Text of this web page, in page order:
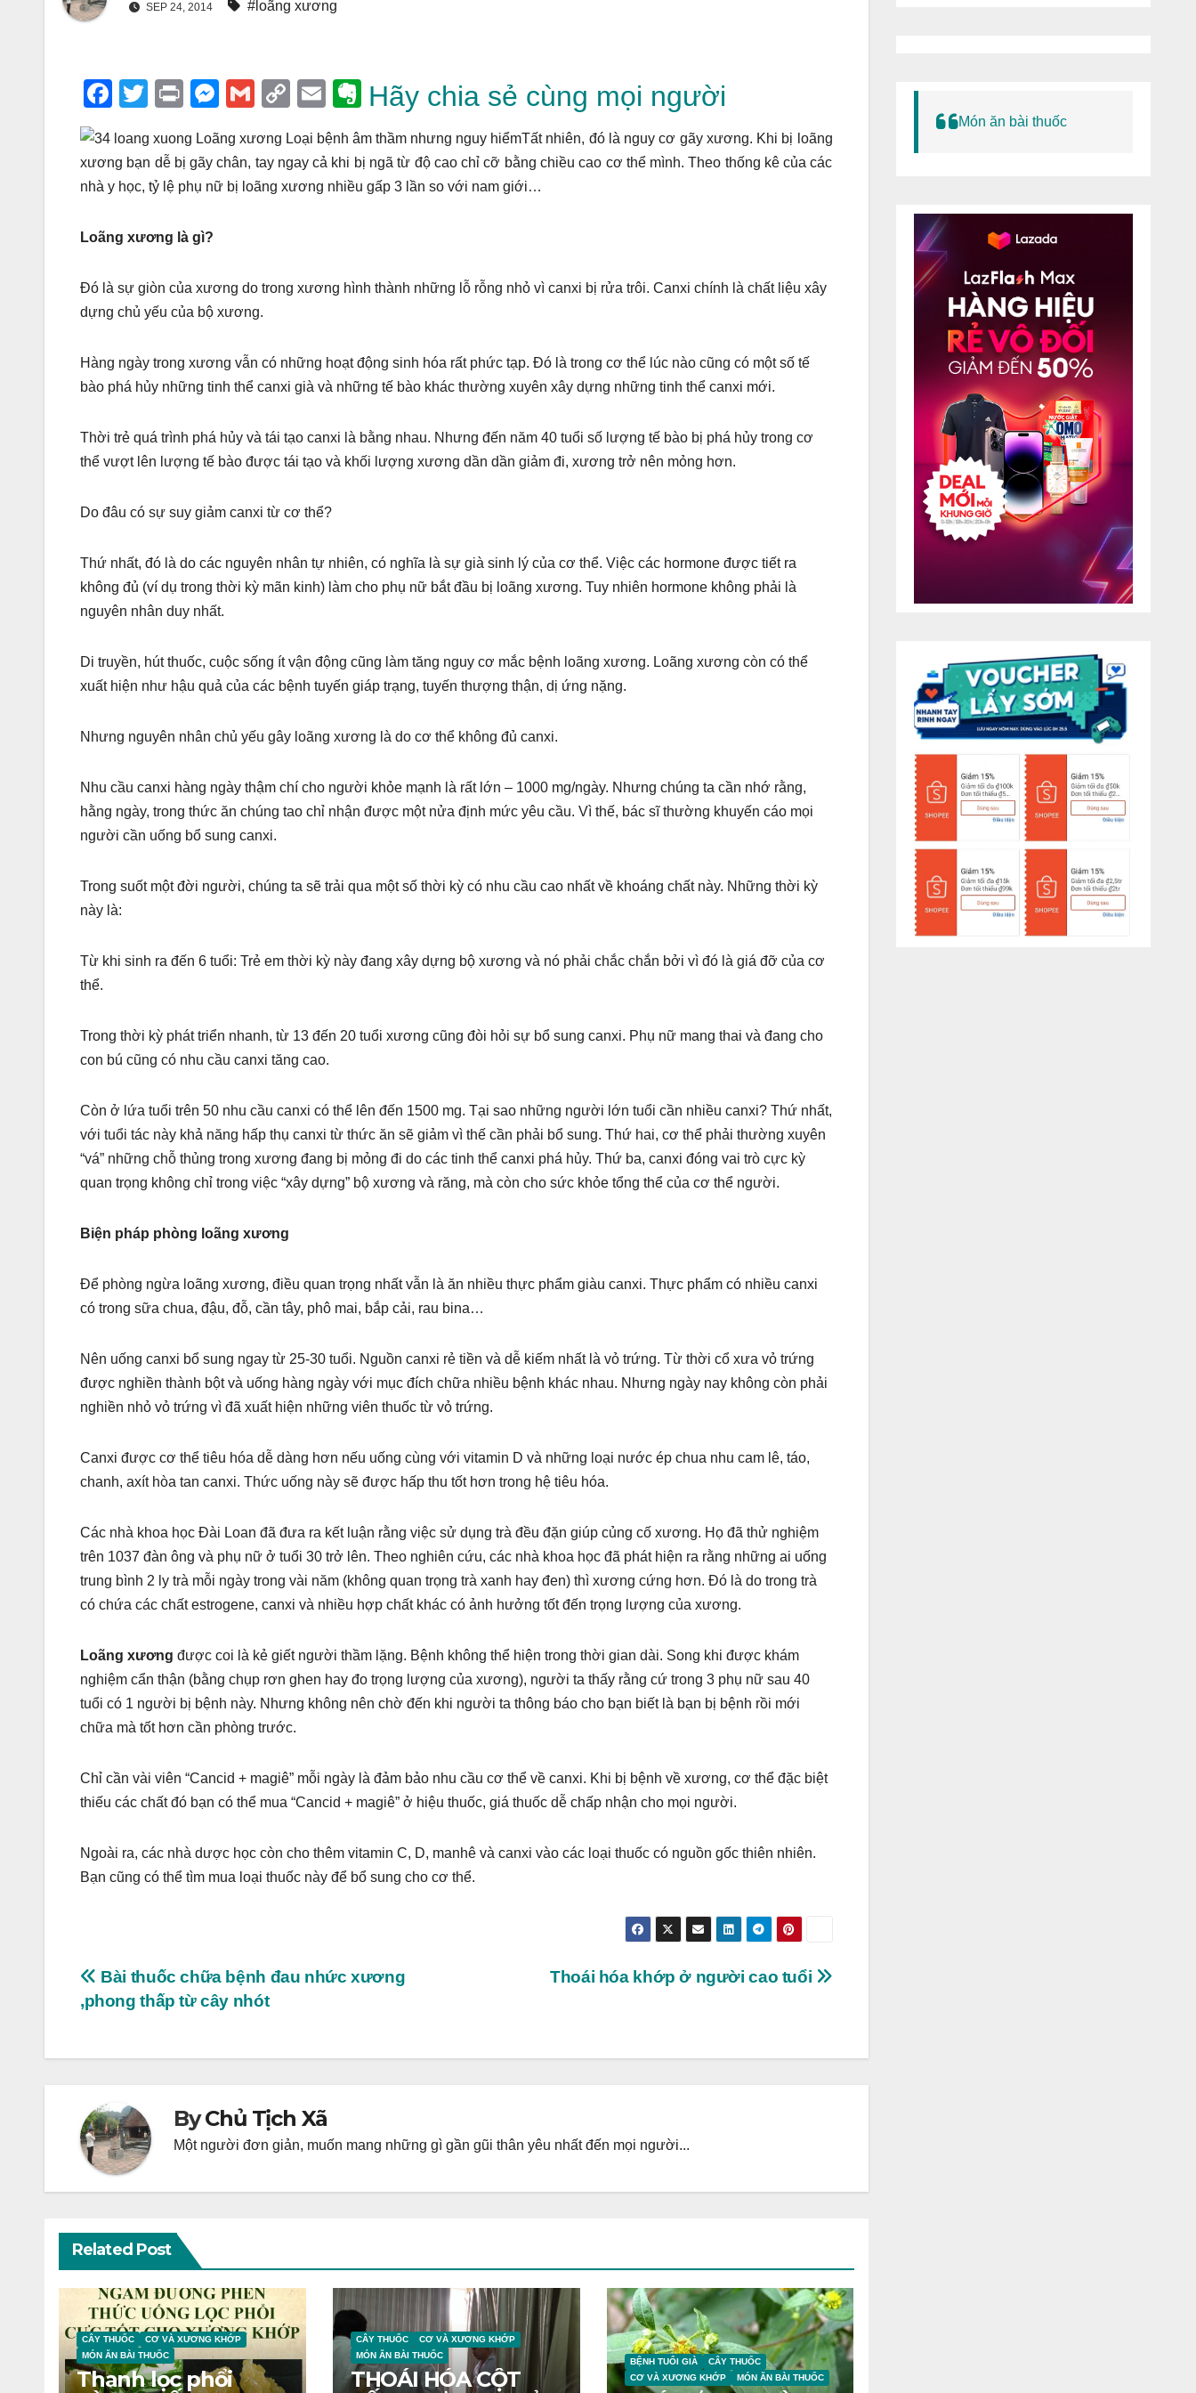
SEP 24, 2014 #loãng xương
F
c
e
o
k
T
tt
er
Pr
t
M
ss
e
G
ail
C
p
y
E
ail
E
er
n
Hãy chia sẻ cùng mọi người
Tất nhiên, đó là nguy cơ gãy xương. Khi bị loãng
xương bạn dễ bị gãy chân, tay ngay cả khi bị ngã từ độ cao chỉ cỡ bằng chiều cao cơ thể mình. Theo thống kê của các
nhà y học, tỷ lệ phụ nữ bị loãng xương nhiều gấp 3 lần so với nam giới…
Loãng xương là gì?
Đó là sự giòn của xương do trong xương hình thành những lỗ rỗng nhỏ vì canxi bị rửa trôi. Canxi chính là chất liệu xây
dựng chủ yếu của bộ xương.
Hàng ngày trong xương vẫn có những hoạt động sinh hóa rất phức tạp. Đó là trong cơ thể lúc nào cũng có một số tế
bào phá hủy những tinh thể canxi già và những tế bào khác thường xuyên xây dựng những tinh thể canxi mới.
Thời trẻ quá trình phá hủy và tái tạo canxi là bằng nhau. Nhưng đến năm 40 tuổi số lượng tế bào bị phá hủy trong cơ
thể vượt lên lượng tế bào được tái tạo và khối lượng xương dần dần giảm đi, xương trở nên mỏng hơn.
Do đâu có sự suy giảm canxi từ cơ thể?
Thứ nhất, đó là do các nguyên nhân tự nhiên, có nghĩa là sự già sinh lý của cơ thể. Việc các hormone được tiết ra
không đủ (ví dụ trong thời kỳ mãn kinh) làm cho phụ nữ bắt đầu bị loãng xương. Tuy nhiên hormone không phải là
nguyên nhân duy nhất.
Di truyền, hút thuốc, cuộc sống ít vận động cũng làm tăng nguy cơ mắc bệnh loãng xương. Loãng xương còn có thể
xuất hiện như hậu quả của các bệnh tuyến giáp trạng, tuyến thượng thận, dị ứng nặng.
Nhưng nguyên nhân chủ yếu gây loãng xương là do cơ thể không đủ canxi.
Nhu cầu canxi hàng ngày thậm chí cho người khỏe mạnh là rất lớn – 1000 mg/ngày. Nhưng chúng ta cần nhớ rằng,
hằng ngày, trong thức ăn chúng tao chỉ nhận được một nửa định mức yêu cầu. Vì thế, bác sĩ thường khuyến cáo mọi
người cần uống bổ sung canxi.
Trong suốt một đời người, chúng ta sẽ trải qua một số thời kỳ có nhu cầu cao nhất về khoáng chất này. Những thời kỳ
này là:
Từ khi sinh ra đến 6 tuổi: Trẻ em thời kỳ này đang xây dựng bộ xương và nó phải chắc chắn bởi vì đó là giá đỡ của cơ
thể.
Trong thời kỳ phát triển nhanh, từ 13 đến 20 tuổi xương cũng đòi hỏi sự bổ sung canxi. Phụ nữ mang thai và đang cho
con bú cũng có nhu cầu canxi tăng cao.
Còn ở lứa tuổi trên 50 nhu cầu canxi có thể lên đến 1500 mg. Tại sao những người lớn tuổi cần nhiều canxi? Thứ nhất,
với tuổi tác này khả năng hấp thụ canxi từ thức ăn sẽ giảm vì thế cần phải bổ sung. Thứ hai, cơ thể phải thường xuyên
“vá” những chỗ thủng trong xương đang bị mỏng đi do các tinh thể canxi phá hủy. Thứ ba, canxi đóng vai trò cực kỳ
quan trọng không chỉ trong việc “xây dựng” bộ xương và răng, mà còn cho sức khỏe tổng thể của cơ thể người.
Biện pháp phòng loãng xương
Để phòng ngừa loãng xương, điều quan trọng nhất vẫn là ăn nhiều thực phẩm giàu canxi. Thực phẩm có nhiều canxi
có trong sữa chua, đậu, đỗ, cần tây, phô mai, bắp cải, rau bina…
Nên uống canxi bổ sung ngay từ 25-30 tuổi. Nguồn canxi rẻ tiền và dễ kiếm nhất là vỏ trứng. Từ thời cổ xưa vỏ trứng
được nghiền thành bột và uống hàng ngày với mục đích chữa nhiều bệnh khác nhau. Nhưng ngày nay không còn phải
nghiền nhỏ vỏ trứng vì đã xuất hiện những viên thuốc từ vỏ trứng.
Canxi được cơ thể tiêu hóa dễ dàng hơn nếu uống cùng với vitamin D và những loại nước ép chua nhu cam lê, táo,
chanh, axít hòa tan canxi. Thức uống này sẽ được hấp thu tốt hơn trong hệ tiêu hóa.
Các nhà khoa học Đài Loan đã đưa ra kết luận rằng việc sử dụng trà đều đặn giúp củng cố xương. Họ đã thử nghiệm
trên 1037 đàn ông và phụ nữ ở tuổi 30 trở lên. Theo nghiên cứu, các nhà khoa học đã phát hiện ra rằng những ai uống
trung bình 2 ly trà mỗi ngày trong vài năm (không quan trọng trà xanh hay đen) thì xương cứng hơn. Đó là do trong trà
có chứa các chất estrogene, canxi và nhiều hợp chất khác có ảnh hưởng tốt đến trọng lượng của xương.
Loãng xương được coi là kẻ giết người thầm lặng. Bệnh không thể hiện trong thời gian dài. Song khi được khám
nghiệm cẩn thận (bằng chụp rơn ghen hay đo trọng lượng của xương), người ta thấy rằng cứ trong 3 phụ nữ sau 40
tuổi có 1 người bị bệnh này. Nhưng không nên chờ đến khi người ta thông báo cho bạn biết là bạn bị bệnh rồi mới
chữa mà tốt hơn cần phòng trước.
Chỉ cần vài viên “Cancid + magiê” mỗi ngày là đảm bảo nhu cầu cơ thể về canxi. Khi bị bệnh về xương, cơ thể đặc biệt
thiếu các chất đó bạn có thể mua “Cancid + magiê” ở hiệu thuốc, giá thuốc dễ chấp nhận cho mọi người.
Ngoài ra, các nhà dược học còn cho thêm vitamin C, D, manhê và canxi vào các loại thuốc có nguồn gốc thiên nhiên.
Bạn cũng có thể tìm mua loại thuốc này để bổ sung cho cơ thể.
Post
navigation
Thoái hóa khớp ở người cao tuổi
Bài thuốc chữa bệnh đau nhức xương
,phong thấp từ cây nhót
ByChủ Tịch Xã
Một người đơn giản, muốn mang những gì gần gũi thân yêu nhất đến mọi người...
Related Post
CÂY THUỐC
CƠ VÀ XƯƠNG KHỚP
MÓN ĂN BÀI THUỐC
Thanh lọc phổi
CÂY THUỐC
CƠ VÀ XƯƠNG KHỚP
MÓN ĂN BÀI THUỐC
THOÁI HÓA CỘT
BỆNH TUỔI GIÀ
CÂY THUỐC
CƠ VÀ XƯƠNG KHỚP
MÓN ĂN BÀI THUỐC
Món ăn bài thuốc